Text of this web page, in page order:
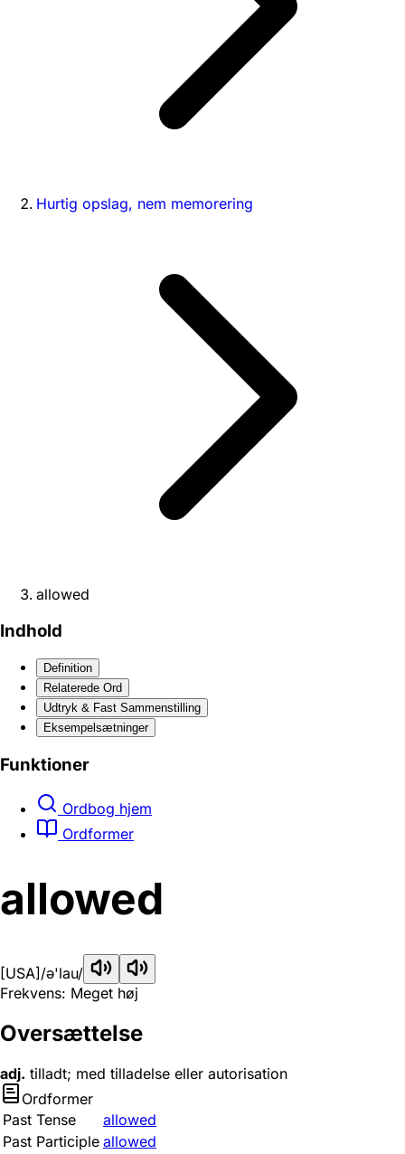
Hurtig opslag, nem memorering
allowed
Indhold
Definition
Relaterede Ord
Udtryk & Fast Sammenstilling
Eksempelsætninger
Funktioner
Ordbog hjem
Ordformer
allowed
[USA] /ə'lau/
Frekvens: Meget høj
Oversættelse
adj. tilladt; med tilladelse eller autorisation
Ordformer
Past Tense
allowed
Past Participle allowed